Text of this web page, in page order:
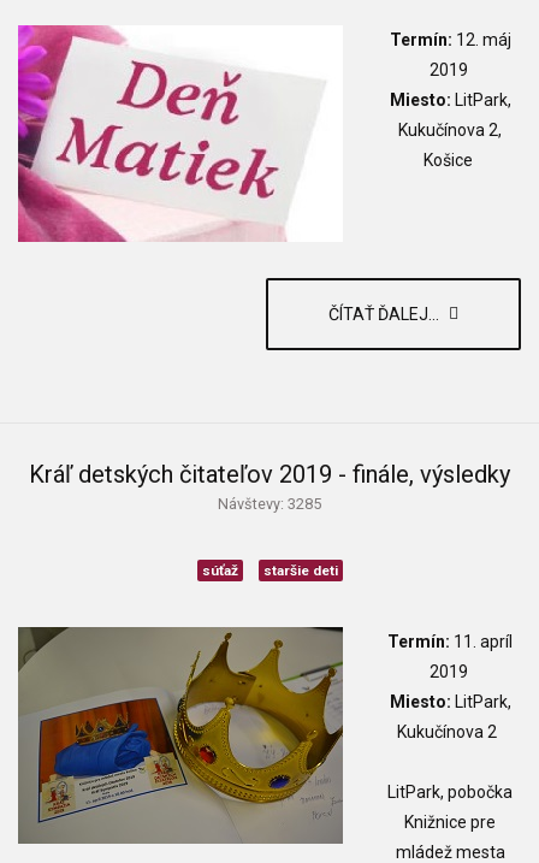
Termín: 12. máj
2019
Miesto: LitPark,
Kukučínova 2,
Košice
ČÍTAŤ ĎALEJ...
Kráľ detských čitateľov 2019 - finále, výsledky
Návštevy: 3285
súťaž staršie deti
Termín: 11. apríl
2019
Miesto: LitPark,
Kukučínova 2
LitPark, pobočka
Knižnice pre
mládež mesta